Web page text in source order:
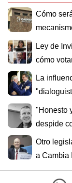
Cómo
Ley de
cómo
La
"Honesto
despide
Otro
a Cambia